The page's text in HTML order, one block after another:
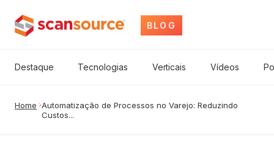
BLOG
Destaque Tecnologias Verticais Vídeos
Home Automatização de Processos no Varejo: Reduzindo
Custos...